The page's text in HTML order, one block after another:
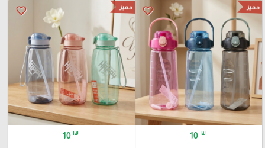
favorite_border مميز
10 ₪
favorite_border مميز
10 ₪